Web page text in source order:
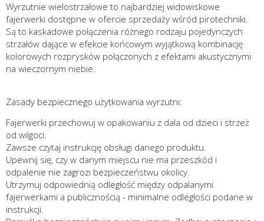
Wyrzutnie wielostrzałowe to najbardziej widowiskowe
fajerwerki dostępne w ofercie sprzedaży wśród pirotechniki.
Są to kaskadowe połączenia różnego rodzaju pojedynczych
strzałów dające w efekcie końcowym wyjątkową kombinację
kolorowych rozprysków połączonych z efektami akustycznymi
na wieczornym niebie.
Zasady bezpiecznego użytkowania wyrzutni:
Fajerwerki przechowuj w opakowaniu z dala od dzieci i strzeż
od wilgoci.
Zawsze czytaj instrukcję obsługi danego produktu.
Upewnij się, czy w danym miejscu nie ma przeszkód i
odpalenie nie zagrozi bezpieczeństwu okolicy.
Utrzymuj odpowiednią odległość między odpalanymi
fajerwerkami a publicznością - minimalne odległości podane w
instrukcji.